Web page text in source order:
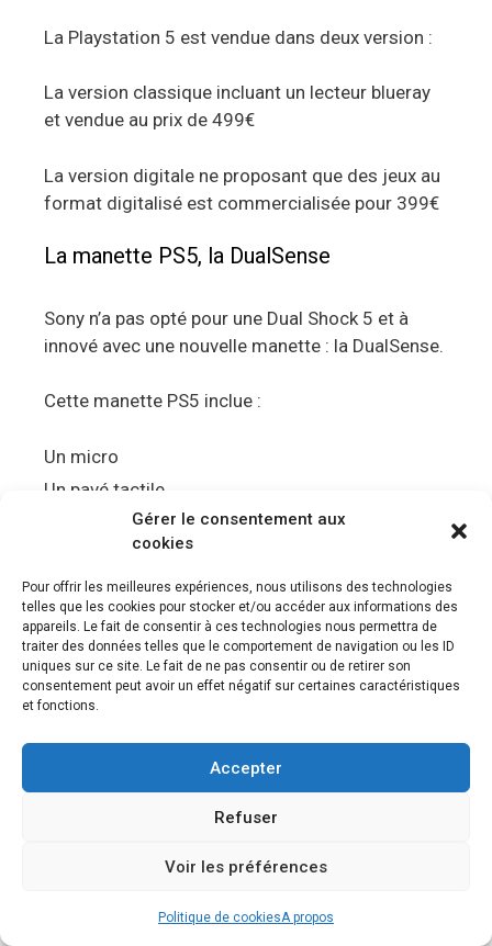
Gérer le consentement aux
cookies
Pour offrir les meilleures expériences, nous utilisons des technologies
telles que les cookies pour stocker et/ou accéder aux informations des
appareils. Le fait de consentir à ces technologies nous permettra de
traiter des données telles que le comportement de navigation ou les ID
uniques sur ce site. Le fait de ne pas consentir ou de retirer son
consentement peut avoir un effet négatif sur certaines caractéristiques
et fonctions.
Accepter
Refuser
Voir les préférences
Politique de cookiesA propos
La Playstation 5 est vendue dans deux version :
La version classique incluant un lecteur blueray
et vendue au prix de 499€
La version digitale ne proposant que des jeux au
format digitalisé est commercialisée pour 399€
La manette PS5, la DualSense
Sony n’a pas opté pour une Dual Shock 5 et à
innové avec une nouvelle manette : la DualSense.
Cette manette PS5 inclue :
Un micro
Un pavé tactile
Un chargement rapide via USB C
Un retour haptique
Retour de force des gâchettes
Quels sont les meilleurs jeux PS5 ?
Baldur’s Gate 3
Clair Obscur Expedition 33
Final Fantasy VII: Rebirth
God of War Ragnarock